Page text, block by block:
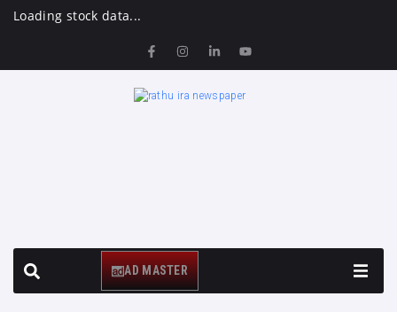
Loading stock data...
AD MASTER